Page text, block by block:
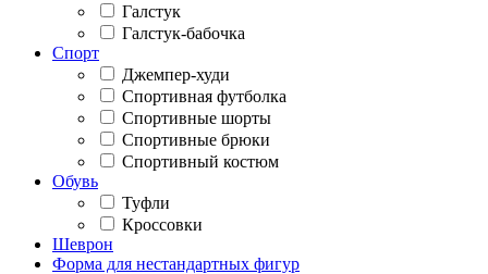
Галстук
Галстук-бабочка
Спорт
Джемпер-худи
Спортивная футболка
Спортивные шорты
Спортивные брюки
Спортивный костюм
Обувь
Туфли
Кроссовки
Шеврон
Форма для нестандартных фигур